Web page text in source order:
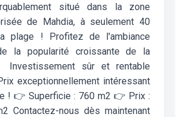
situé dans la zone
de Mahdia, à seulement 40
plage ! Profitez de l'ambiance
la popularité croissante de la
Investissement sûr et rentable
exceptionnellement intéressant
! 👉 Superficie : 760 m2 👉 Prix :
Contactez-nous dès maintenant